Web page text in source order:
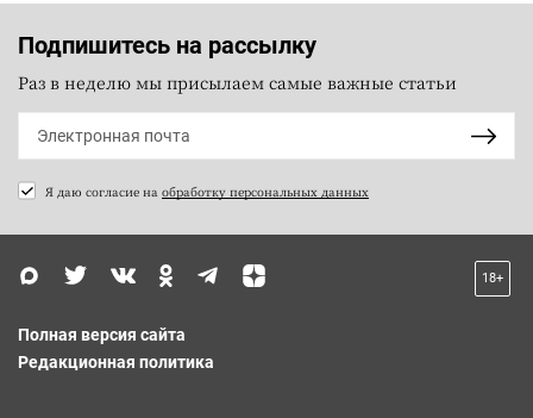
Подпишитесь на рассылку
Раз в неделю мы присылаем самые важные статьи
Я даю согласие на обработку персональных данных
18+
Полная версия сайта
Редакционная политика